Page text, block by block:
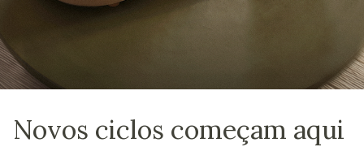
Novos ciclos começam aqui